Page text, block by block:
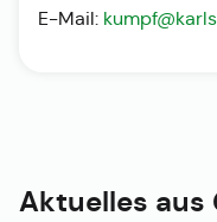
E-Mail:
Aktuelles aus